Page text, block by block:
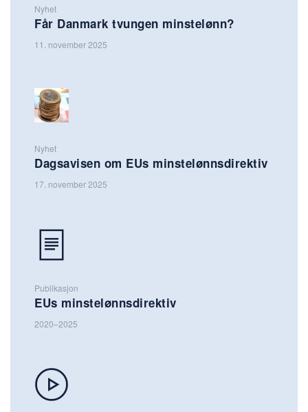
Nyhet
Får Danmark tvungen minstelønn?
11. november 2025
Nyhet
Dagsavisen om EUs minstelønnsdirektiv
17. november 2025
Publikasjon
EUs minstelønnsdirektiv
2020–2025